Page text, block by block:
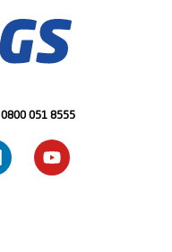
0800 051 8555